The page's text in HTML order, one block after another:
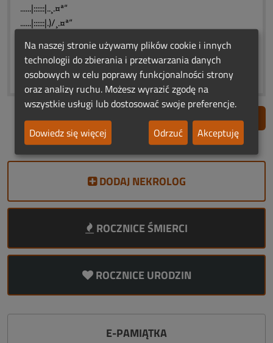
......|::::::|..¸.¤ª“
......|::::::|.)/¸.¤ª“
ª“˜¨“¨˜“%¤ª“˜¨¨˜
* * * Światełko Pamięci * * *
Zgłoś nadużycie
DODAJ NEKROLOG
ROCZNICE ŚMIERCI
ROCZNICE URODZIN
E-PAMIĄTKA
Na naszej stronie używamy plików cookie i innych
technologii do zbierania i przetwarzania danych
osobowych w celu poprawy funkcjonalności strony
oraz analizy ruchu. Możesz wyrazić zgodę na
wszystkie usługi lub dostosować swoje preferencje.
Dowiedz się więcej
Odrzuć Akceptuję